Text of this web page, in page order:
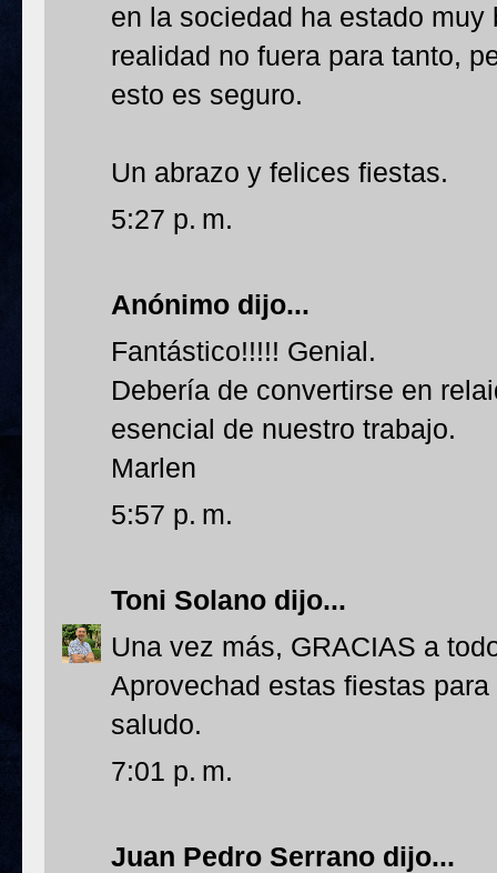
en la sociedad ha estado muy
realidad no fuera para tanto,
esto es seguro.
Un abrazo y felices fiestas.
5:27 p. m.
Anónimo dijo...
Fantástico!!!!! Genial.
Debería de convertirse en
esencial de nuestro trabajo.
Marlen
5:57 p. m.
Toni Solano dijo...
Una vez más, GRACIAS a
Aprovechad estas fiestas
saludo.
7:01 p. m.
Juan Pedro Serrano dijo...